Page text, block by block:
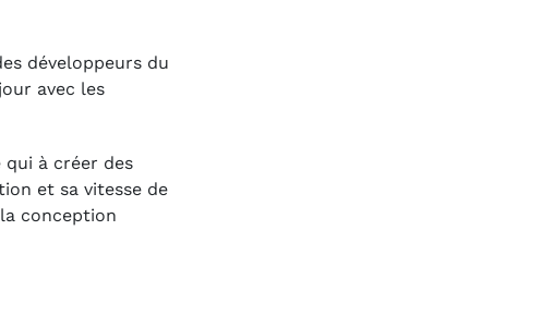
développeurs du
avec les
qui à créer des
et sa vitesse de
conception